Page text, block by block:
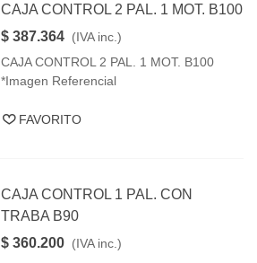
CAJA CONTROL 2 PAL. 1 MOT. B100
$ 387.364 (IVA inc.)
CAJA CONTROL 2 PAL. 1 MOT. B100
*Imagen Referencial
FAVORITO
CAJA CONTROL 1 PAL. CON
TRABA B90
$ 360.200 (IVA inc.)